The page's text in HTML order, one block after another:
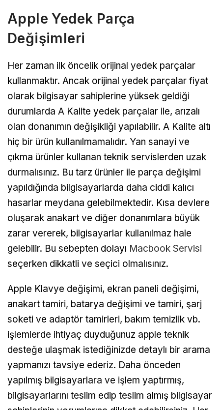
Apple Yedek Parça
Değişimleri
Her zaman ilk öncelik orijinal yedek parçalar
kullanmaktır. Ancak orijinal yedek parçalar fiyat
olarak bilgisayar sahiplerine yüksek geldiği
durumlarda A Kalite yedek parçalar ile, arızalı
olan donanımın değişikliği yapılabilir. A Kalite altı
hiç bir ürün kullanılmamalıdır. Yan sanayi ve
çıkma ürünler kullanan teknik servislerden uzak
durmalısınız. Bu tarz ürünler ile parça değişimi
yapıldığında bilgisayarlarda daha ciddi kalıcı
hasarlar meydana gelebilmektedir. Kısa devlere
oluşarak anakart ve diğer donanımlara büyük
zarar vererek, bilgisayarlar kullanılmaz hale
gelebilir. Bu sebepten dolayı Macbook Servisi
seçerken dikkatli ve seçici olmalısınız.
Apple Klavye değişimi, ekran paneli değişimi,
anakart tamiri, batarya değişimi ve tamiri, şarj
soketi ve adaptör tamirleri, bakım temizlik vb.
işlemlerde ihtiyaç duyduğunuz apple teknik
desteğe ulaşmak istediğinizde detaylı bir arama
yapmanızı tavsiye ederiz. Daha önceden
yapılmış bilgisayarlara ve işlem yaptırmış,
bilgisayarlarını teslim edip teslim almış bilgisayar